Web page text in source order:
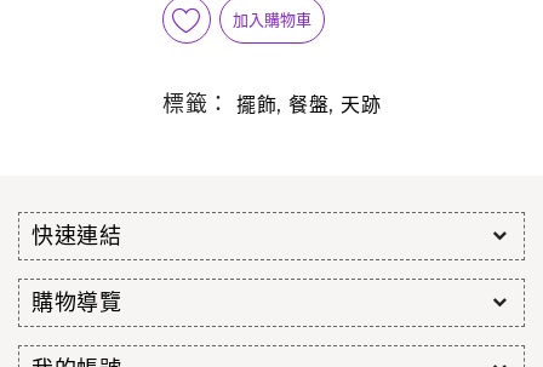
加入購物車
標籤： 擺飾, 餐盤, 天跡
快速連結
購物導覽